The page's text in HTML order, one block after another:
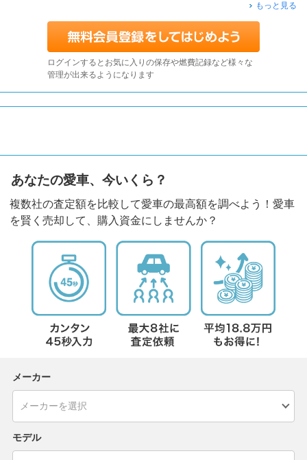
もっと見る
ログインするとお気に入りの保存や燃費記録など様々な
管理が出来るようになります
あなたの愛車、今いくら？
複数社の査定額を比較して愛車の最高額を調べよう！愛車
を賢く売却して、購入資金にしませんか？
メーカー
モデル